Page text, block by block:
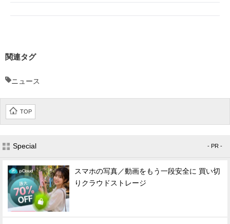
関連タグ
ニュース
TOP
Special - PR -
スマホの写真／動画をもう一段安全に 買い切
りクラウドストレージ